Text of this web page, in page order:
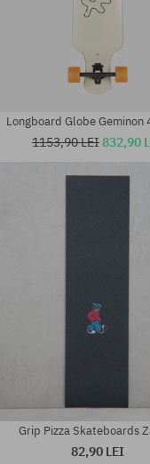
Longboard Globe Geminon
1153,90 LEI832,90
Grip Pizza Skateboards
82,90 LEI